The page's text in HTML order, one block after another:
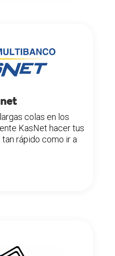
colas en los
KasNet hacer tus
rápido como ir a